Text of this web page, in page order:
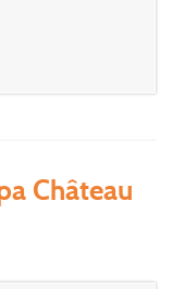
Château